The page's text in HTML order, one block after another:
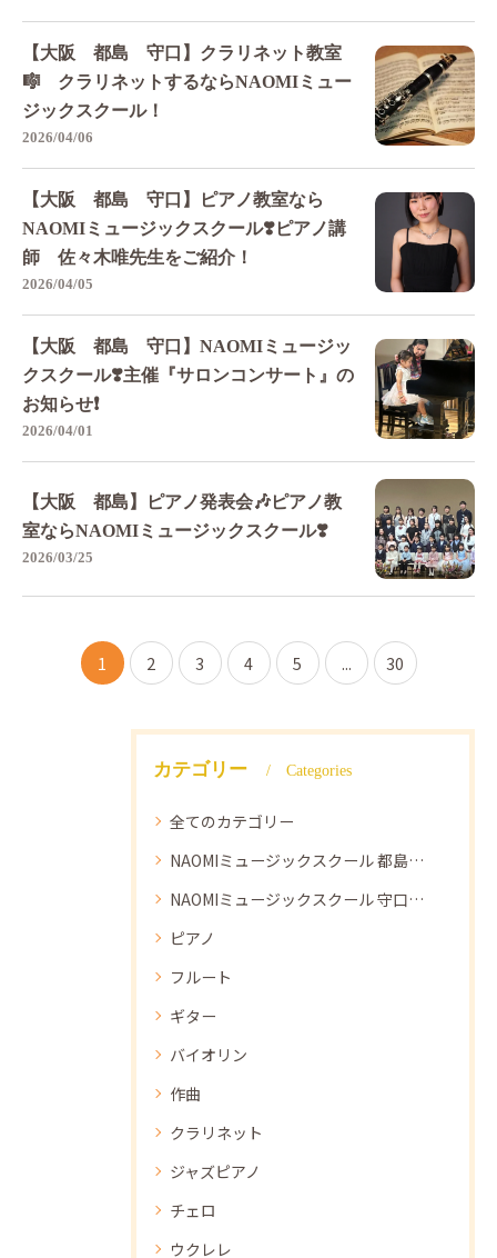
【大阪 都島 守口】クラリネット教室
🎼 クラリネットするならNAOMIミュー
ジックスクール！
2026/04/06
【大阪 都島 守口】ピアノ教室なら
NAOMIミュージックスクール❣️ピアノ講
師 佐々木唯先生をご紹介！
2026/04/05
【大阪 都島 守口】NAOMIミュージッ
クスクール❣️主催『サロンコンサート』の
お知らせ❗️
2026/04/01
【大阪 都島】ピアノ発表会🎶ピアノ教
室ならNAOMIミュージックスクール❣️
2026/03/25
1 2 3 4 5 ... 30
カテゴリー Categories
全てのカテゴリー
NAOMIミュージックスクール 都島教室
NAOMIミュージックスクール 守口教室
ピアノ
フルート
ギター
バイオリン
作曲
クラリネット
ジャズピアノ
チェロ
ウクレレ